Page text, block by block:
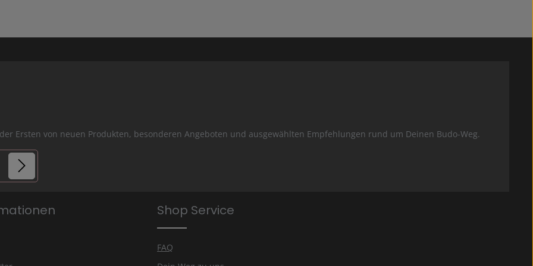
Ersten von neuen Produkten, besonderen Angeboten und ausgewählten Empfehlungen rund um Deinen Budo-Weg.
Shop Service
FAQ